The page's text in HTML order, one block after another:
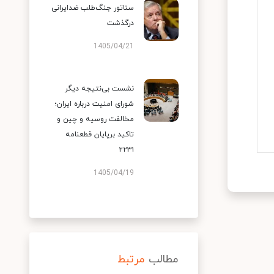
سناتور جنگ‌طلب ضدایرانی
درگذشت
1405/04/21
نشست بی‌نتیجه دیگر
شورای امنیت درباره ایران؛
مخالفت روسیه و چین و
تاکید برپایان قطعنامه
۲۲۳۱
1405/04/19
مطالب مرتبط